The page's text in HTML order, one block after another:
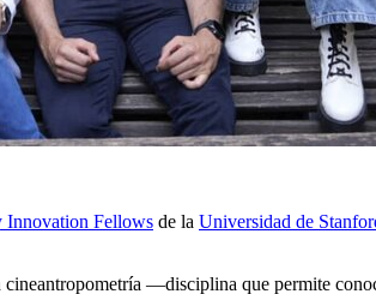
Innovation Fellows de la Universidad de
cineantropometría —disciplina que permite